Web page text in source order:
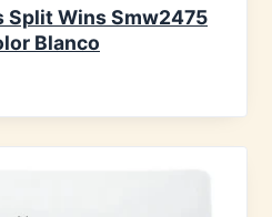
Split Wins Smw2475
Blanco